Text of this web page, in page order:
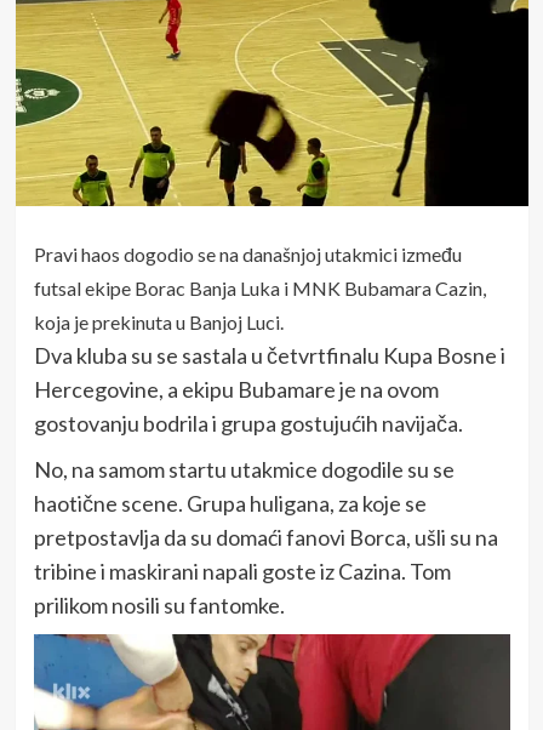
Pravi haos dogodio se na današnjoj utakmici između
futsal ekipe Borac Banja Luka i MNK Bubamara Cazin,
koja je prekinuta u Banjoj Luci.
Dva kluba su se sastala u četvrtfinalu Kupa Bosne i
Hercegovine, a ekipu Bubamare je na ovom
gostovanju bodrila i grupa gostujućih navijača.
No, na samom startu utakmice dogodile su se
haotične scene. Grupa huligana, za koje se
pretpostavlja da su domaći fanovi Borca, ušli su na
tribine i maskirani napali goste iz Cazina. Tom
prilikom nosili su fantomke.